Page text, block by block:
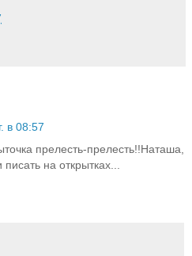
в 08:57
прелесть-прелесть!!Наташа,
на открытках...